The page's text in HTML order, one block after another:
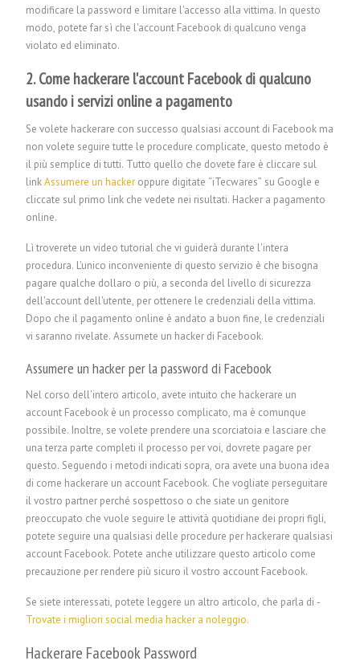
modificare la password e limitare l'accesso alla vittima. In questo
modo, potete far sì che l'account Facebook di qualcuno venga
violato ed eliminato.
2. Come hackerare l'account Facebook di qualcuno
usando i servizi online a pagamento
Se volete hackerare con successo qualsiasi account di Facebook ma
non volete seguire tutte le procedure complicate, questo metodo è
il più semplice di tutti. Tutto quello che dovete fare è cliccare sul
linkAssumere un hacker oppure digitate “iTecwares” su Google e
cliccate sul primo link che vedete nei risultati. Hacker a pagamento
online.
Lì troverete un video tutorial che vi guiderà durante l'intera
procedura. L'unico inconveniente di questo servizio è che bisogna
pagare qualche dollaro o più, a seconda del livello di sicurezza
dell'account dell'utente, per ottenere le credenziali della vittima.
Dopo che il pagamento online è andato a buon fine, le credenziali
vi saranno rivelate.Assumete un hacker di Facebook.
Assumere un hacker per la password di Facebook
Nel corso dell'intero articolo, avete intuito che hackerare un
account Facebook è un processo complicato, ma è comunque
possibile. Inoltre, se volete prendere una scorciatoia e lasciare che
una terza parte completi il processo per voi, dovrete pagare per
questo. Seguendo i metodi indicati sopra, ora avete una buona idea
di come hackerare un account Facebook. Che vogliate perseguitare
il vostro partner perché sospettoso o che siate un genitore
preoccupato che vuole seguire le attività quotidiane dei propri figli,
potete seguire una qualsiasi delle procedure per hackerare qualsiasi
account Facebook. Potete anche utilizzare questo articolo come
precauzione per rendere più sicuro il vostro account Facebook.
Se siete interessati, potete leggere un altro articolo, che parla di -
Trovate i migliori social media hacker a noleggio.
Hackerare FacebookPassword